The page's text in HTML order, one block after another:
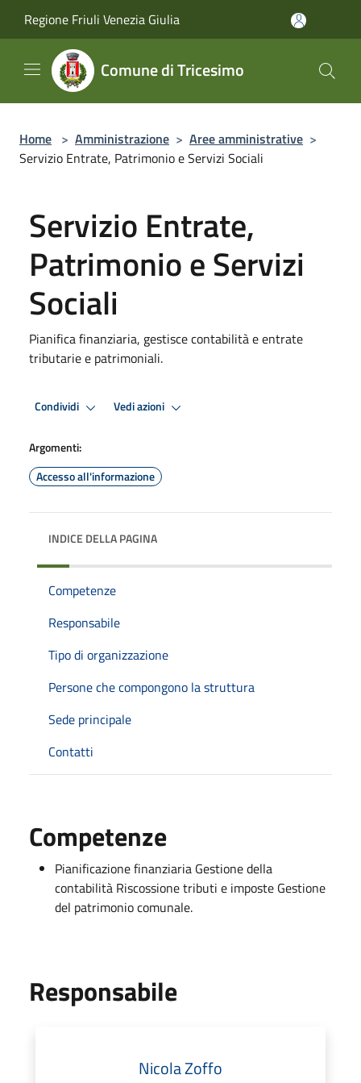
Regione Friuli Venezia Giulia
Comune di Tricesimo
Home > Amministrazione > Aree amministrative >
Servizio Entrate, Patrimonio e Servizi Sociali
Servizio Entrate,
Patrimonio e Servizi
Sociali
Pianifica finanziaria, gestisce contabilità e entrate
tributarie e patrimoniali.
Condividi Vedi azioni
Argomenti:
Accesso all'informazione
INDICE DELLA PAGINA
Competenze
Responsabile
Tipo di organizzazione
Persone che compongono la struttura
Sede principale
Contatti
Competenze
Pianificazione finanziaria Gestione della
contabilità Riscossione tributi e imposte Gestione
del patrimonio comunale.
Responsabile
Nicola Zoffo